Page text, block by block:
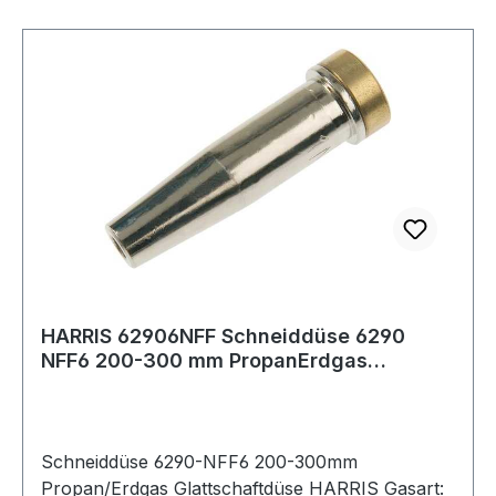
HARRIS 62906NFF Schneiddüse 6290
NFF6 200-300 mm PropanErdgas
Schneiddüse 6290-NFF6 200-300mm
Propan/Erdgas Glattschaftdüse HARRIS Gasart: